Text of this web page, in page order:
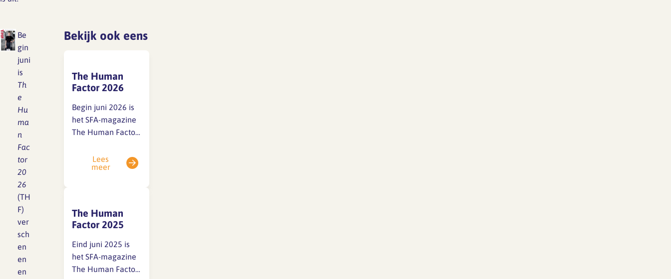
Lief en leed
Branche analyse en
onderzoek
Rapport Arbeidszaken 2025
Rapport Arbeidszaken 2024
Rapport Arbeidszaken 2023
Sectoranalyse
Jaarrapportage
Ontwerpsector 2025
Media en magazine
SFA magazine The Human
Factor
Vertrouwenspersoon
Handreikingen
Kantooromgeving
Be
gin
juni
is
Th
e
Hu
ma
n
Fac
tor
20
26
(TH
F)
ver
sch
en
en
en
Bekijk ook eens
The Human
Factor 2026
Begin juni 2026 is
het SFA-magazine
The Human Factor
verstuurd aan
architectenbureaus
ontvangen? Je kunt
het magazine
onderin lezen en
dowloaden: Wil je
het magazine
Lees
meer
The Human
Factor 2025
Eind juni 2025 is
het SFA-magazine
The Human Factor